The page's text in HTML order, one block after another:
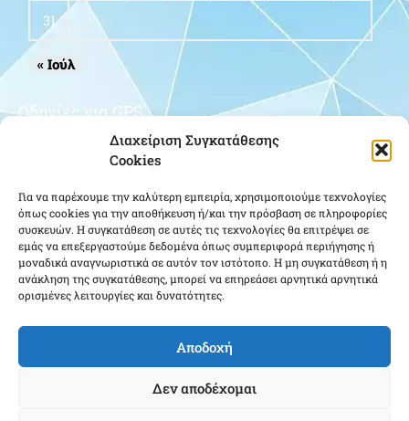
Διαχείριση Συγκατάθεσης
Cookies
Για να παρέχουμε την καλύτερη εμπειρία, χρησιμοποιούμε τεχνολογίες
όπως cookies για την αποθήκευση ή/και την πρόσβαση σε πληροφορίες
συσκευών. Η συγκατάθεση σε αυτές τις τεχνολογίες θα επιτρέψει σε
εμάς να επεξεργαστούμε δεδομένα όπως συμπεριφορά περιήγησης ή
μοναδικά αναγνωριστικά σε αυτόν τον ιστότοπο. Η μη συγκατάθεση ή η
ανάκληση της συγκατάθεσης, μπορεί να επηρεάσει αρνητικά αρνητικά
ορισμένες λειτουργίες και δυνατότητες.
Αποδοχή
Δεν αποδέχομαι
31
« Ιούλ
Οδηγίες για GPS
Κάντε κλικ για να αποδεχτείτε cookies
εμπορικής προώθησης και να